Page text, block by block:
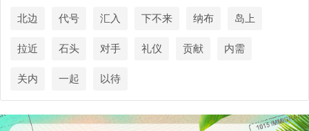
北边 代号 汇入 下不来 纳布 岛上
拉近 石头 对手 礼仪 贡献 内需
关内 一起 以待